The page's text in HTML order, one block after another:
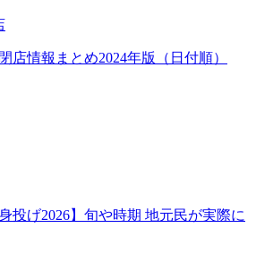
店情報まとめ2024年版（日付順）
投げ2026】旬や時期 地元民が実際に